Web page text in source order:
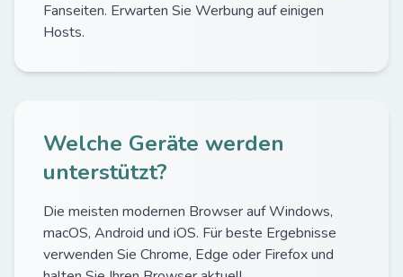
Fanseiten. Erwarten Sie Werbung auf einigen
Hosts.
Welche Geräte werden
unterstützt?
Die meisten modernen Browser auf Windows,
macOS, Android und iOS. Für beste Ergebnisse
verwenden Sie Chrome, Edge oder Firefox und